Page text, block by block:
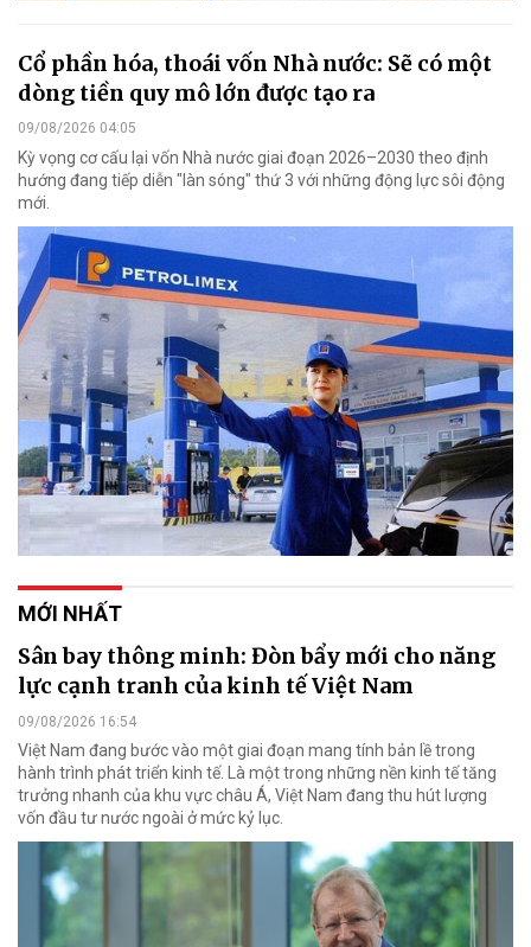
Cổ phần hóa, thoái vốn Nhà nước: Sẽ có một
dòng tiền quy mô lớn được tạo ra
09/08/2026 04:05
Kỳ vọng cơ cấu lại vốn Nhà nước giai đoạn 2026–2030 theo định
hướng đang tiếp diễn "làn sóng" thứ 3 với những động lực sôi động
mới.
MỚI NHẤT
Sân bay thông minh: Đòn bẩy mới cho năng
lực cạnh tranh của kinh tế Việt Nam
09/08/2026 16:54
Việt Nam đang bước vào một giai đoạn mang tính bản lề trong
hành trình phát triển kinh tế. Là một trong những nền kinh tế tăng
trưởng nhanh của khu vực châu Á, Việt Nam đang thu hút lượng
vốn đầu tư nước ngoài ở mức kỷ lục.